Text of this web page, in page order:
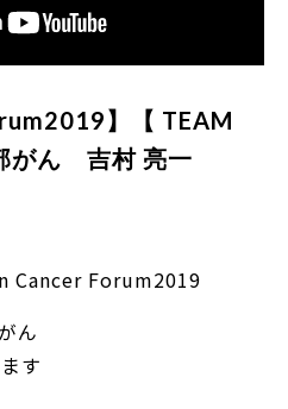
】【 TEAM
がん 吉村 亮一
Cancer Forum2019
ん
す